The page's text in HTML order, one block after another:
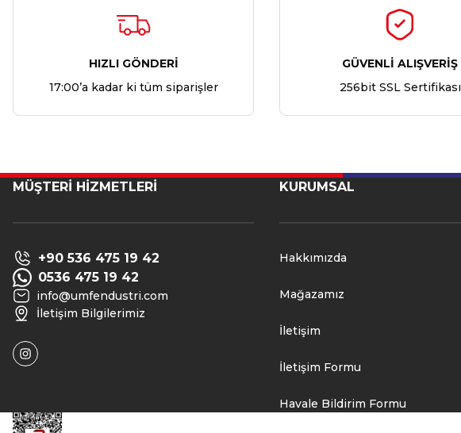
HIZLI GÖNDERİ
17:00’a kadar ki tüm siparişler
GÜVENLİ ALIŞVERİŞ
256bit SSL Sertifikası
MÜŞTERİ HİZMETLERİ
+90 536 475 19 42
0536 475 19 42
info@umfendustri.com
İletişim Bilgilerimiz
KURUMSAL
Hakkımızda
Mağazamız
İletişim
İletişim Formu
Havale Bildirim Formu